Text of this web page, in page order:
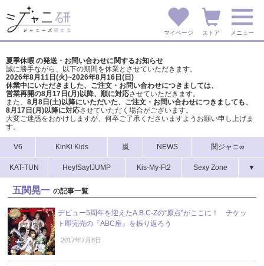
マイページ ストア メニュー
夏季休暇 の発送・お問い合わせに関するお知らせ
誠に勝手ながら、以下の期間を休業とさせていただきます。
2026年8月11日(火)~2026年8月16日(日)
休業中にいただきました、ご注文・お問い合わせにつきましては、
営業再開の8月17日(月)以降、順に対応させていただきます。
また、 8月8日(土)以降にいただいた、ご注文・ お問い合わせにつきましても、
8月17日(月)以降に対応させていただく場合がございます。
大変ご迷惑をおかけしますが、 何卒ご了承くださいますようお願い申し上げま
す。
V6 KinKi Kids 嵐 NEWS 関ジャニ∞
KAT-TUN Hey!Say!JUMP Kis-My-Ft2 Sexy Zone ▼
五関晃一 の記事一覧
デビュー5周年を迎えたA.B.C-Zの“原点”がここに！ チケッ
ト即完売の『ABC座』を振り返ろう
2017年7月8日